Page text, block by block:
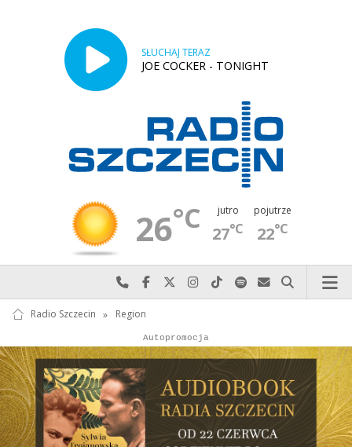
SŁUCHAJ TERAZ
JOE COCKER - TONIGHT
26°C jutro
27°C
pojutrze
22°C
Najlepiej po prostu do nas zadzwoń
Odwiedź nas na Facebook-u
Odwiedź nas na X
Odwiedź nas na Instagram-ie
Odwiedź nas na TikTok-u
Szukaj nas na Spotify
Wyślij do nas
Szukaj
Radio Szczecin » Region
Reklama
Autopromocja